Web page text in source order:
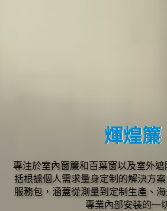
煇煌簾
專注於室內窗簾和百葉窗以及室外
括根據個人需求量身定制的解決方
服務包，涵蓋從測量到定制生產、
專業內部安裝的一